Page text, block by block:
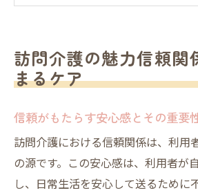
訪問介護における信頼の
Sottakuスタッフが実践する訪
瞬間
Sottakuのスタッフが見せ
日々のケアで感じる小さ
スタッフと利用者の微笑
訪問介護の魅力信頼関
まるケア
信頼がもたらす安心感とその重要
訪問介護における信頼関係は、利用
の源です。この安心感は、利用者が
し、日常生活を安心して送るために